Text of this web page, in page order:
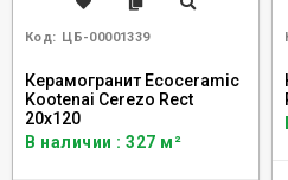
Код: ЦБ-00001339
Керамогранит Ecoceramic
Kootenai Cerezo Rect
20x120
В наличии : 327 м²